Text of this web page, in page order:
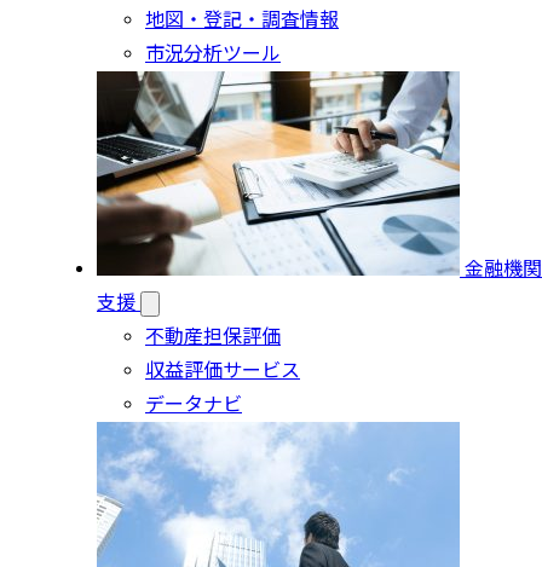
地図・登記・調査情報
市況分析ツール
金融機関
支援
不動産担保評価
収益評価サービス
データナビ